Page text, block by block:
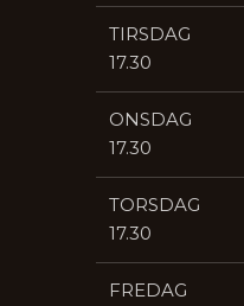
17.30
17.30
17.30